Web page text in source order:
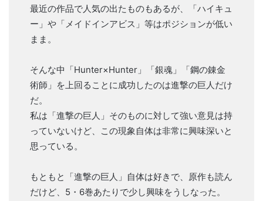
最近の作品で人気の出たものもあるが、「ハイキュ
ー」や「メイドインアビス」等はポジションが低い
まま。
そんな中「Hunter×Hunter」「銀魂」「鋼の錬金
術師」を上回ることに成功したのは進撃の巨人だけ
だ。
私は「進撃の巨人」そのものに対して強い意見は持
っていないけど、この現象自体は非常に興味深いと
思っている。
もともと「進撃の巨人」自体は好きで、原作も読ん
だけど、5・6巻あたりで少し興味をうしなった。